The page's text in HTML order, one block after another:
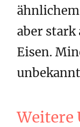
aber
Eisen.
Weitere